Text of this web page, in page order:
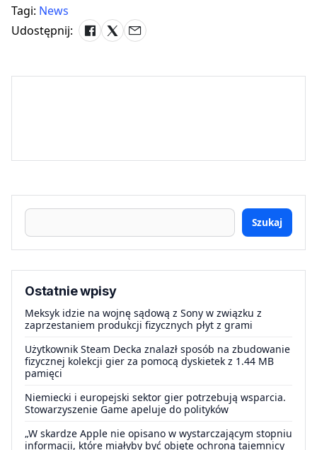
Tagi: News
Udostępnij:
Szukaj
Ostatnie wpisy
Meksyk idzie na wojnę sądową z Sony w związku z
zaprzestaniem produkcji fizycznych płyt z grami
Użytkownik Steam Decka znalazł sposób na zbudowanie
fizycznej kolekcji gier za pomocą dyskietek z 1.44 MB
pamięci
Niemiecki i europejski sektor gier potrzebują wsparcia.
Stowarzyszenie Game apeluje do polityków
„W skardze Apple nie opisano w wystarczającym stopniu
informacji, które miałyby być objęte ochroną tajemnicy